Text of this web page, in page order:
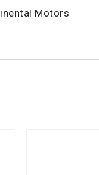
Motors